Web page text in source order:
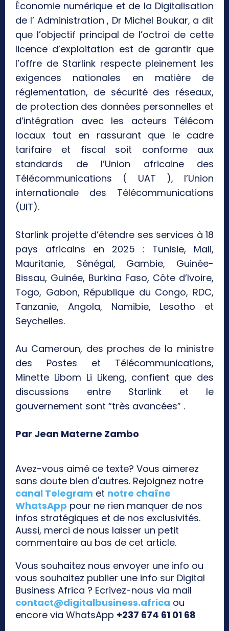
Économie numérique et de la Digitalisation
de l’ Administration , Dr Michel Boukar, a dit
que l’objectif principal de l’octroi de cette
licence d’exploitation est de garantir que
l’offre de Starlink respecte pleinement les
exigences nationales en matière de
réglementation, de sécurité des réseaux,
de protection des données personnelles et
d’intégration avec les acteurs Télécom
locaux tout en rassurant que le cadre
tarifaire et fiscal soit conforme aux
standards de l’Union africaine des
Télécommunications ( UAT ), l’Union
internationale des Télécommunications
(UIT).
Starlink projette d’étendre ses services à 18
pays africains en 2025 : Tunisie, Mali,
Mauritanie, Sénégal, Gambie, Guinée-
Bissau, Guinée, Burkina Faso, Côte d’Ivoire,
Togo, Gabon, République du Congo, RDC,
Tanzanie, Angola, Namibie, Lesotho et
Seychelles.
Au Cameroun, des proches de la ministre
des Postes et Télécommunications,
Minette Libom Li Likeng, confient que des
discussions entre Starlink et le
gouvernement sont “très avancées” .
Par Jean Materne Zambo
Avez-vous aimé ce texte? Vous aimerez
sans doute bien d'autres. Rejoignez notre
canal Telegram et notre chaîne
WhatsApp pour ne rien manquer de nos
infos stratégiques et de nos exclusivités.
Aussi, merci de nous laisser un petit
commentaire au bas de cet article.
Vous souhaitez nous envoyer une info ou
vous souhaitez publier une info sur Digital
Business Africa ? Ecrivez-nous via mail
contact@digitalbusiness.africa ou
encore via WhatsApp +237 674 61 01 68